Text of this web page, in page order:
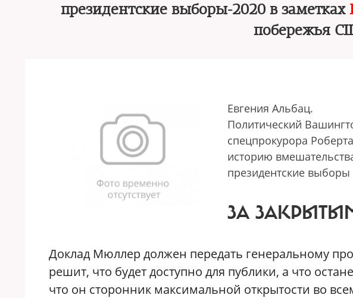
президентские выборы-2020 в заметках
побережья
Евгения Альбац.
Политический
спецпрокурора
историю
президентские
ЗА
Доклад Мюллер должен передать генеральному
решит, что будет доступно для публики, а что
что он сторонник максимальной открытости во